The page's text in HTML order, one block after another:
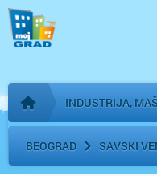
Početna stranica
INDUSTRIJA,
BEOGRAD SAVSKI